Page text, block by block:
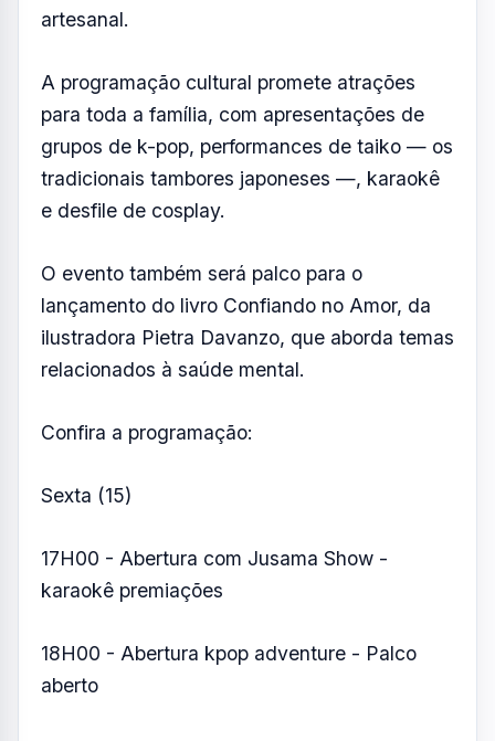
artesanal.
A programação cultural promete atrações
para toda a família, com apresentações de
grupos de k-pop, performances de taiko — os
tradicionais tambores japoneses —, karaokê
e desfile de cosplay.
O evento também será palco para o
lançamento do livro Confiando no Amor, da
ilustradora Pietra Davanzo, que aborda temas
relacionados à saúde mental.
Confira a programação:
Sexta (15)
17H00 - Abertura com Jusama Show -
karaokê premiações
18H00 - Abertura kpop adventure - Palco
aberto